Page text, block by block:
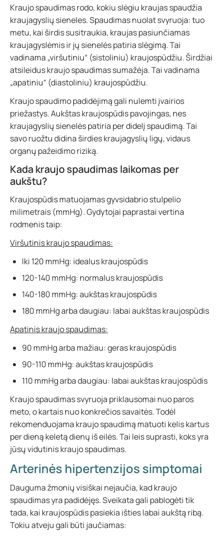
Kraujo spaudimas rodo, kokiu slėgiu kraujas spaudžia
kraujagyslių sieneles. Spaudimas nuolat svyruoja: tuo
metu, kai širdis susitraukia, kraujas pasiunčiamas
kraujagyslėmis ir jų sienelės patiria slėgimą. Tai
vadinama „viršutiniu“ (sistoliniu) kraujospūdžiu. Širdžiai
atsileidus kraujo spaudimas sumažėja. Tai vadinama
„apatiniu“ (diastoliniu) kraujospūdžiu.
Kraujo spaudimo padidėjimą gali nulemti įvairios
priežastys. Aukštas kraujospūdis pavojingas, nes
kraujagyslių sienelės patiria per didelį spaudimą. Tai
savo ruožtu didina širdies kraujagyslių ligų, vidaus
organų pažeidimo riziką.
Kada kraujo spaudimas laikomas per
aukštu?
Kraujospūdis matuojamas gyvsidabrio stulpelio
milimetrais (mmHg). Gydytojai paprastai vertina
rodmenis taip:
Viršutinis kraujo spaudimas:
Iki 120 mmHg: idealus kraujospūdis
120-140 mmHg: normalus kraujospūdis
140-180 mmHg: aukštas kraujospūdis
180 mmHg arba daugiau: labai aukštas kraujospūdis
Apatinis kraujo spaudimas:
90 mmHg arba mažiau: geras kraujospūdis
90-110 mmHg: aukštas kraujospūdis
110 mmHg arba daugiau: labai aukštas kraujospūdis
Kraujo spaudimas svyruoja priklausomai nuo paros
meto, o kartais nuo konkrečios savaitės. Todėl
rekomenduojama kraujo spaudimą matuoti kelis kartus
per dieną keletą dienų iš eilės. Tai leis suprasti, koks yra
jūsų vidutinis kraujo spaudimas.
Arterinės hipertenzijos simptomai
Dauguma žmonių visiškai nejaučia, kad kraujo
spaudimas yra padidėjęs. Sveikata gali pablogėti tik
tada, kai kraujospūdis pasiekia išties labai aukštą ribą.
Tokiu atveju gali būti jaučiamas: